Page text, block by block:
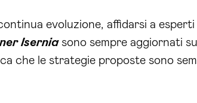
evoluzione, affidarsi a
Iserniasono sempre aggiornati
che le strategie proposte sono